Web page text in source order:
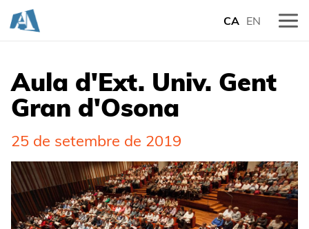
CA EN
Aula d'Ext. Univ. Gent
Gran d'Osona
25 de setembre de 2019